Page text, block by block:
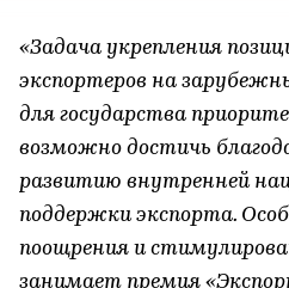
«Задача укрепления
экспортеров на
для государства
возможно достичь
развитию внутренней
поддержки экспорта.
поощрения и
занимает премия